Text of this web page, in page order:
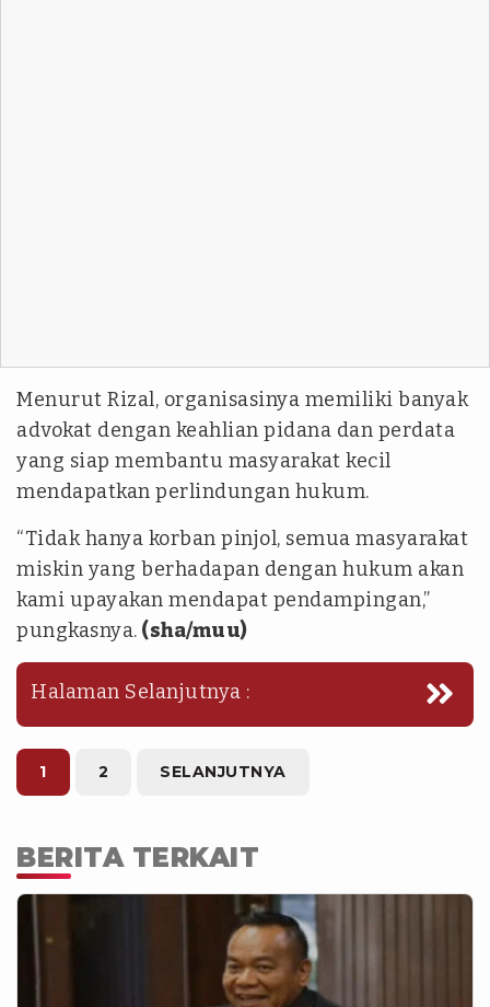
Menurut Rizal, organisasinya memiliki banyak
advokat dengan keahlian pidana dan perdata
yang siap membantu masyarakat kecil
mendapatkan perlindungan hukum.
“Tidak hanya korban pinjol, semua masyarakat
miskin yang berhadapan dengan hukum akan
kami upayakan mendapat pendampingan,”
pungkasnya. (sha/muu)
Halaman Selanjutnya :
1 2 SELANJUTNYA
BERITA TERKAIT